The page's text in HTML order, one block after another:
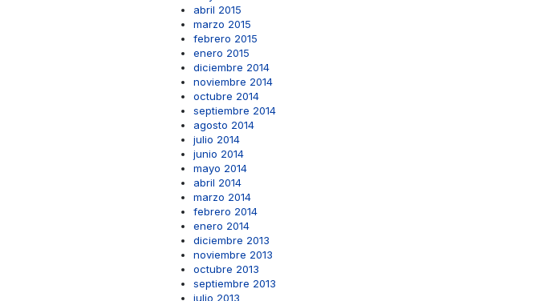
abril 2015
marzo 2015
febrero 2015
enero 2015
diciembre 2014
noviembre 2014
octubre 2014
septiembre 2014
agosto 2014
julio 2014
junio 2014
mayo 2014
abril 2014
marzo 2014
febrero 2014
enero 2014
diciembre 2013
noviembre 2013
octubre 2013
septiembre 2013
julio 2013